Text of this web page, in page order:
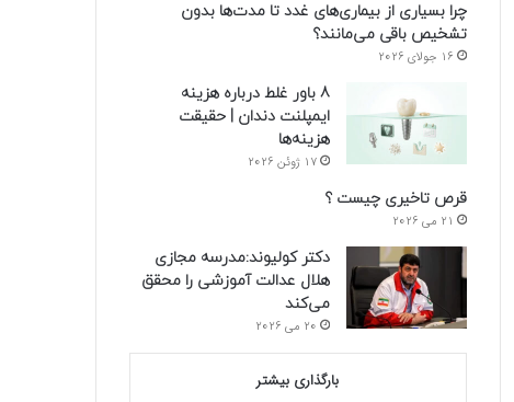
چرا بسیاری از بیماری‌های غدد تا مدت‌ها بدون
تشخیص باقی می‌مانند؟
16 جولای 2026
8 باور غلط درباره هزینه
ایمپلنت دندان | حقیقت
هزینه‌ها
17 ژوئن 2026
قرص تاخیری چیست ؟
21 می 2026
دکتر کولیوند:مدرسه مجازی
هلال عدالت آموزشی را محقق
می‌کند
20 می 2026
بارگذاری بیشتر